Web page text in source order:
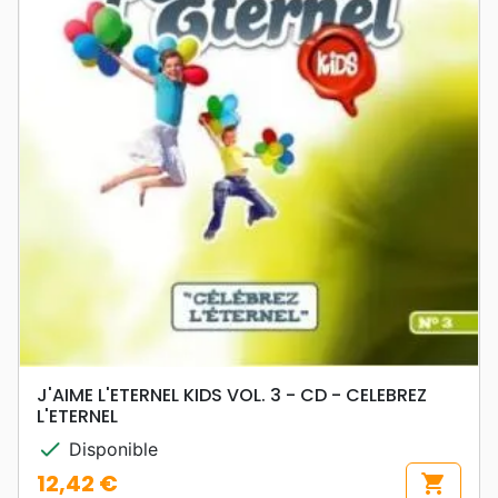
J'AIME L'ETERNEL KIDS VOL. 3 - CD - CELEBREZ
L'ETERNEL
check Disponible
12,42 € shopping_cart